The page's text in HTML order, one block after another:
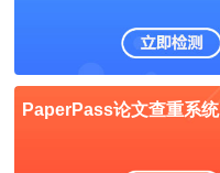
PaperPass论文查重系统